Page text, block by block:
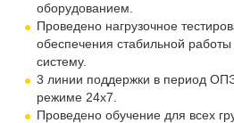
оборудованием.
Проведено нагрузочное
обеспечения стабильной
систему.
3 линии поддержки в период
режиме 24х7.
Проведено обучение для всех